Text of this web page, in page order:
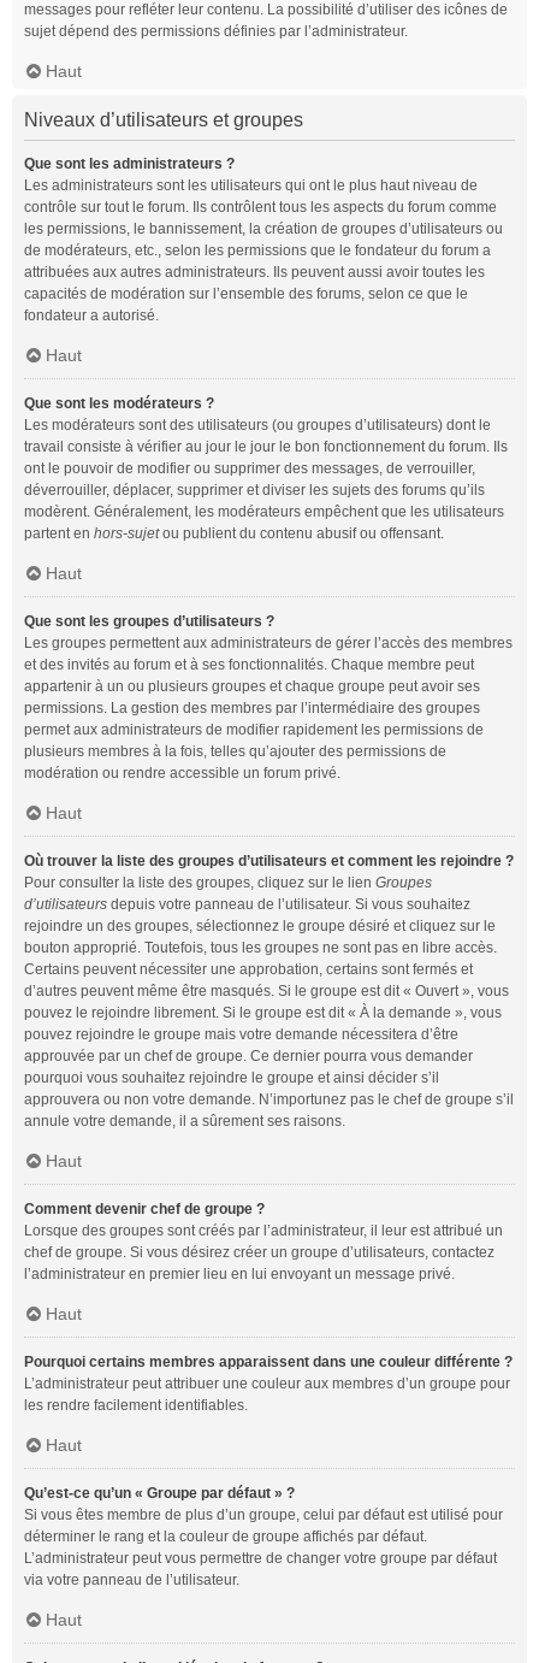
messages pour refléter leur contenu. La possibilité d’utiliser des icônes de
sujet dépend des permissions définies par l’administrateur.
Haut
Niveaux d’utilisateurs et groupes
Que sont les administrateurs ?
Les administrateurs sont les utilisateurs qui ont le plus haut niveau de
contrôle sur tout le forum. Ils contrôlent tous les aspects du forum comme
les permissions, le bannissement, la création de groupes d’utilisateurs ou
de modérateurs, etc., selon les permissions que le fondateur du forum a
attribuées aux autres administrateurs. Ils peuvent aussi avoir toutes les
capacités de modération sur l’ensemble des forums, selon ce que le
fondateur a autorisé.
Haut
Que sont les modérateurs ?
Les modérateurs sont des utilisateurs (ou groupes d’utilisateurs) dont le
travail consiste à vérifier au jour le jour le bon fonctionnement du forum. Ils
ont le pouvoir de modifier ou supprimer des messages, de verrouiller,
déverrouiller, déplacer, supprimer et diviser les sujets des forums qu’ils
modèrent. Généralement, les modérateurs empêchent que les utilisateurs
partent en hors-sujetou publient du contenu abusif ou offensant.
Haut
Que sont les groupes d’utilisateurs ?
Les groupes permettent aux administrateurs de gérer l’accès des membres
et des invités au forum et à ses fonctionnalités. Chaque membre peut
appartenir à un ou plusieurs groupes et chaque groupe peut avoir ses
permissions. La gestion des membres par l’intermédiaire des groupes
permet aux administrateurs de modifier rapidement les permissions de
plusieurs membres à la fois, telles qu’ajouter des permissions de
modération ou rendre accessible un forum privé.
Haut
Où trouver la liste des groupes d’utilisateurs et comment les rejoindre ?
Pour consulter la liste des groupes, cliquez sur le lien Groupes
d’utilisateurs depuis votre panneau de l’utilisateur. Si vous souhaitez
rejoindre un des groupes, sélectionnez le groupe désiré et cliquez sur le
bouton approprié. Toutefois, tous les groupes ne sont pas en libre accès.
Certains peuvent nécessiter une approbation, certains sont fermés et
d’autres peuvent même être masqués. Si le groupe est dit « Ouvert », vous
pouvez le rejoindre librement. Si le groupe est dit « À la demande », vous
pouvez rejoindre le groupe mais votre demande nécessitera d’être
approuvée par un chef de groupe. Ce dernier pourra vous demander
pourquoi vous souhaitez rejoindre le groupe et ainsi décider s’il
approuvera ou non votre demande. N’importunez pas le chef de groupe s’il
annule votre demande, il a sûrement ses raisons.
Haut
Comment devenir chef de groupe ?
Lorsque des groupes sont créés par l’administrateur, il leur est attribué un
chef de groupe. Si vous désirez créer un groupe d’utilisateurs, contactez
l’administrateur en premier lieu en lui envoyant un message privé.
Haut
Pourquoi certains membres apparaissent dans une couleur différente ?
L’administrateur peut attribuer une couleur aux membres d’un groupe pour
les rendre facilement identifiables.
Haut
Qu’est-ce qu’un « Groupe par défaut » ?
Si vous êtes membre de plus d’un groupe, celui par défaut est utilisé pour
déterminer le rang et la couleur de groupe affichés par défaut.
L’administrateur peut vous permettre de changer votre groupe par défaut
via votre panneau de l’utilisateur.
Haut